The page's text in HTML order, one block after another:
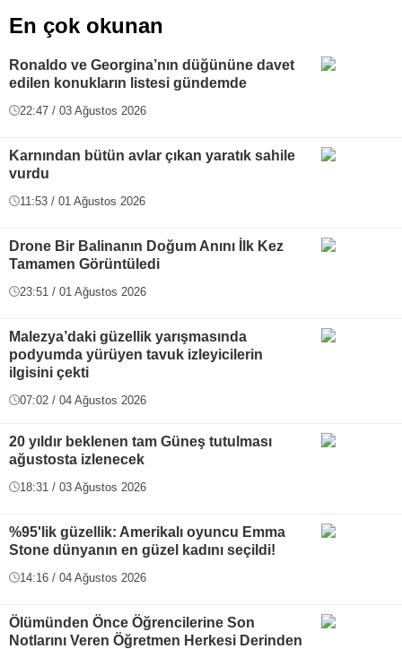
En çok okunan
Ronaldo ve Georgina’nın düğününe davet
edilen konukların listesi gündemde
22:47 / 03 Ağustos 2026
Karnından bütün avlar çıkan yaratık sahile
vurdu
11:53 / 01 Ağustos 2026
Drone Bir Balinanın Doğum Anını İlk Kez
Tamamen Görüntüledi
23:51 / 01 Ağustos 2026
Malezya’daki güzellik yarışmasında
podyumda yürüyen tavuk izleyicilerin
ilgisini çekti
07:02 / 04 Ağustos 2026
20 yıldır beklenen tam Güneş tutulması
ağustosta izlenecek
18:31 / 03 Ağustos 2026
%95'lik güzellik: Amerikalı oyuncu Emma
Stone dünyanın en güzel kadını seçildi!
14:16 / 04 Ağustos 2026
Ölümünden Önce Öğrencilerine Son
Notlarını Veren Öğretmen Herkesi Derinden